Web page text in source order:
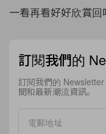
一看再看好好欣賞回
訂閱我們的
訂閱我們的
聞和最新潮流資訊。